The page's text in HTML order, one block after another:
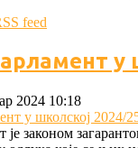
feed
у
2024 10:18
законом